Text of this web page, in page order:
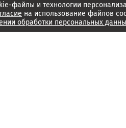
файлы и технологии
на использование файлов
обработки персональных